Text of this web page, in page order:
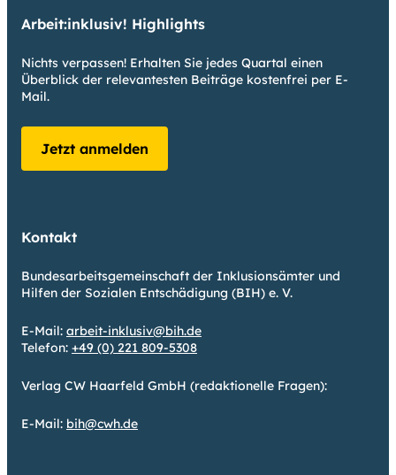
Arbeit:inklusiv! Highlights
Nichts verpassen! Erhalten Sie jedes Quartal einen
Überblick der relevantesten Beiträge kostenfrei per E-
Mail.
Jetzt anmelden
Kontakt
Bundesarbeitsgemeinschaft der Inklusionsämter und
Hilfen der Sozialen Entschädigung (BIH) e. V.
E-Mail: arbeit-inklusiv@bih.de
Telefon: +49 (0) 221 809-5308
Verlag CW Haarfeld GmbH (redaktionelle Fragen):
E-Mail: bih@cwh.de